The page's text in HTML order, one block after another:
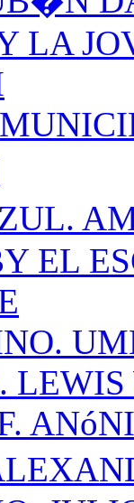
LA
EL